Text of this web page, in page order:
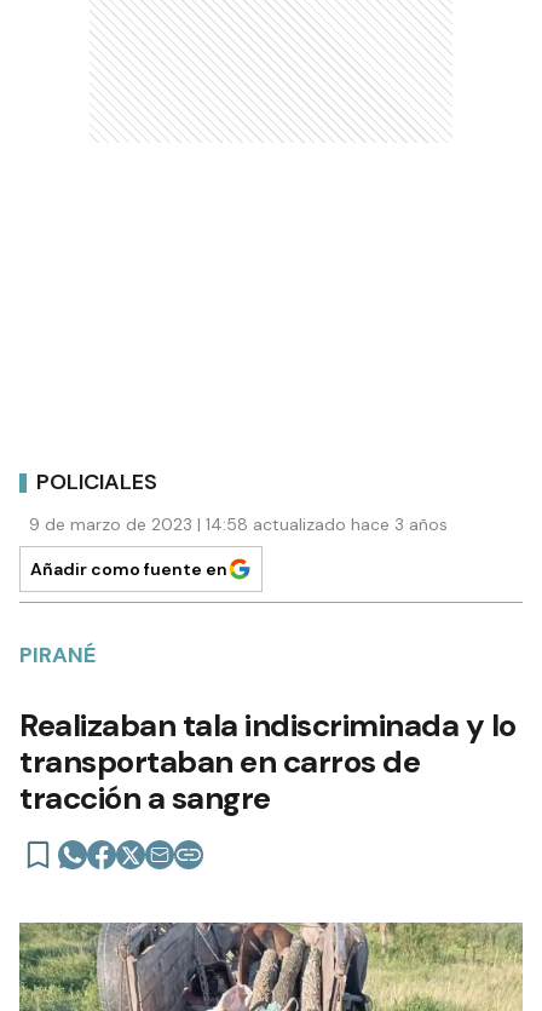
POLICIALES
9 de marzo de 2023 | 14:58 actualizado hace 3 años
Añadir como fuente en
PIRANÉ
Realizaban tala indiscriminada y lo
transportaban en carros de
tracción a sangre